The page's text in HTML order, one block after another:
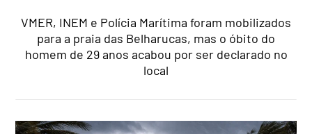
VMER, INEM e Polícia Marítima foram mobilizados
para a praia das Belharucas, mas o óbito do
homem de 29 anos acabou por ser declarado no
local